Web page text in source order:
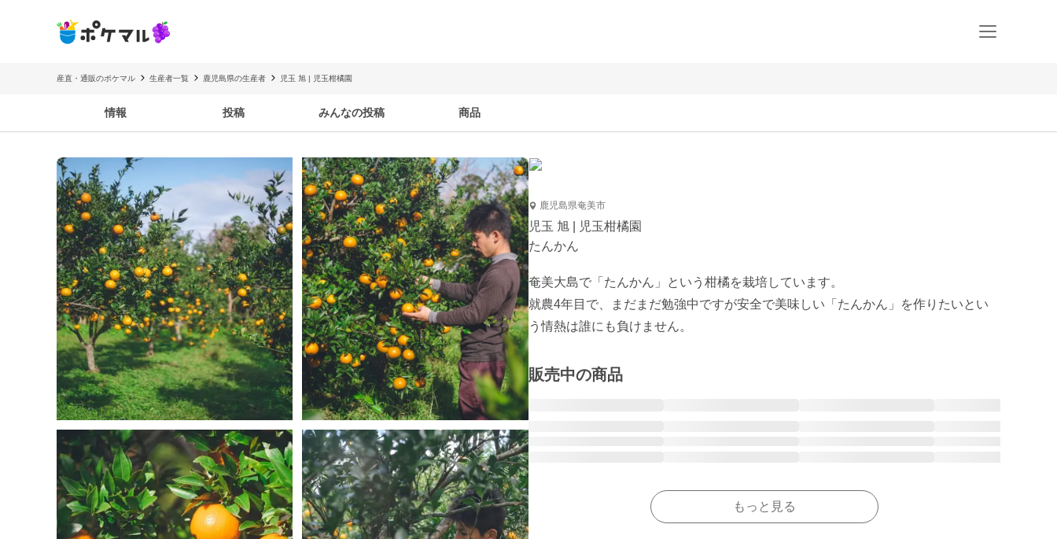
産直・通販のポケマル 生産者一覧 鹿児島県の生産者 児玉 旭 | 児玉柑橘園
情報 投稿 みんなの投稿 商品
鹿児島県奄美市
児玉 旭 | 児玉柑橘園
たんかん
奄美大島で「たんかん」という柑橘を栽培しています。
就農4年目で、まだまだ勉強中ですが安全で美味しい「たんかん」を作りたいとい
う情熱は誰にも負けません。
販売中の商品
もっと見る